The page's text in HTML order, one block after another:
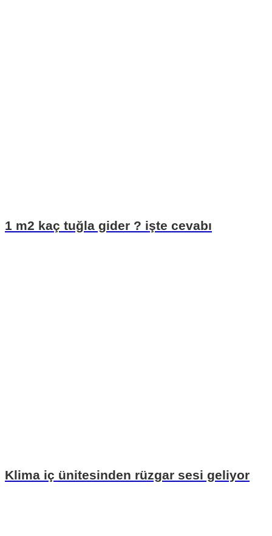
1 m2 kaç tuğla gider ? işte cevabı
Klima iç ünitesinden rüzgar sesi geliyor